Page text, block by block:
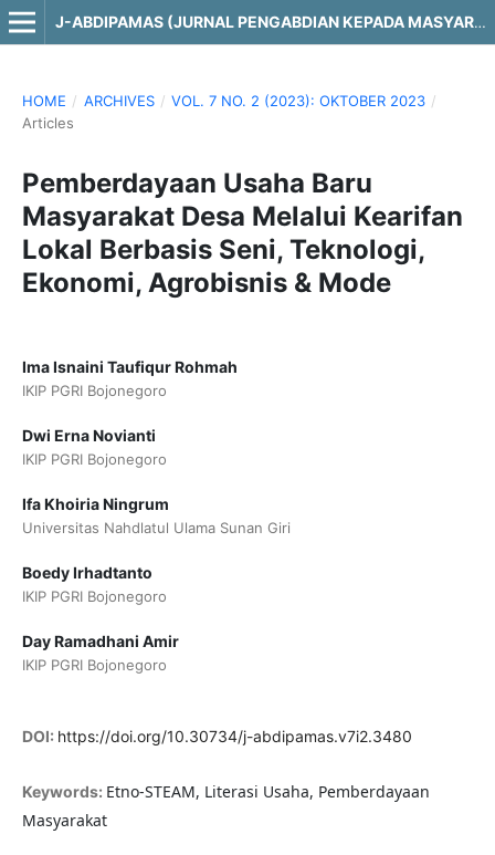
J-ABDIPAMAS (JURNAL PENGABDIAN KEPADA MASYARAKAT)
HOME / ARCHIVES / VOL. 7 NO. 2 (2023): OKTOBER 2023 /
Articles
Pemberdayaan Usaha Baru
Masyarakat Desa Melalui Kearifan
Lokal Berbasis Seni, Teknologi,
Ekonomi, Agrobisnis & Mode
Ima Isnaini Taufiqur Rohmah
IKIP PGRI Bojonegoro
Dwi Erna Novianti
IKIP PGRI Bojonegoro
Ifa Khoiria Ningrum
Universitas Nahdlatul Ulama Sunan Giri
Boedy Irhadtanto
IKIP PGRI Bojonegoro
Day Ramadhani Amir
IKIP PGRI Bojonegoro
DOI: https://doi.org/10.30734/j-abdipamas.v7i2.3480
Keywords: Etno-STEAM, Literasi Usaha, Pemberdayaan
Masyarakat